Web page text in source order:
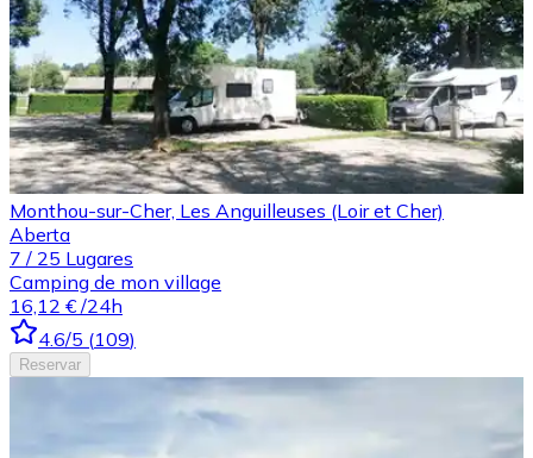
Monthou-sur-Cher, Les Anguilleuses (Loir et Cher)
Aberta
7 / 25 Lugares
Camping de mon village
16,12 € /24h
4.6/5 (109)
Reservar